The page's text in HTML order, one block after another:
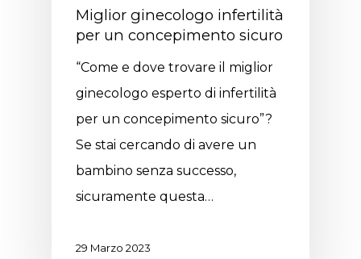
Miglior ginecologo infertilità
per un concepimento sicuro
“Come e dove trovare il miglior
ginecologo esperto di infertilità
per un concepimento sicuro”?
Se stai cercando di avere un
bambino senza successo,
sicuramente questa…
29 Marzo 2023